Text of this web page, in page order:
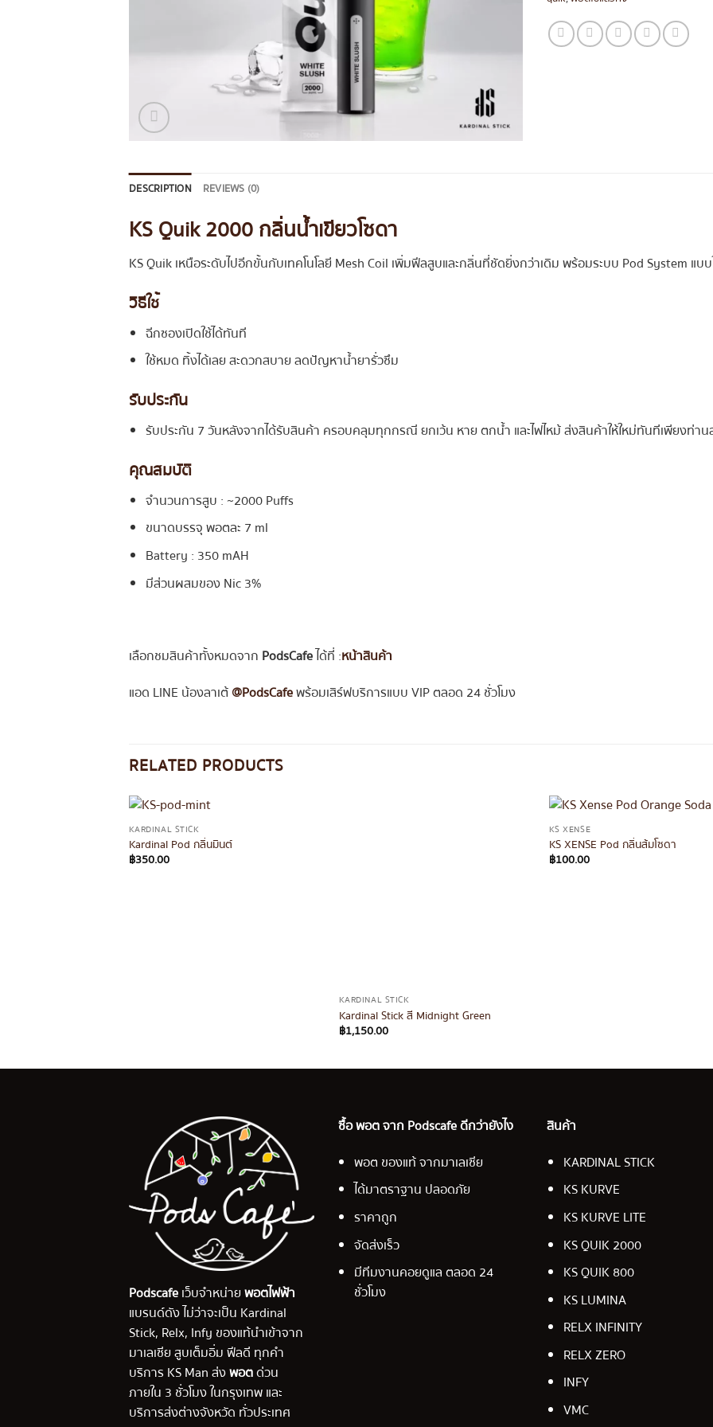
DESCRIPTION REVIEWS (0)
KS Quik 2000 กลิ่นน้ำเขียวโซดา
KS Quik เหนือระดับไปอีกขั้นกับเทคโนโลยี Mesh Coil เพิ่มฟีลสูบและกลิ่นที่ชัดยิ่งกว่าเดิม พร้อมระบบ Pod System แ
วิธีใช้
ฉีกซองเปิดใช้ได้ทันที
ใช้หมด ทิ้งได้เลย สะดวกสบาย ลดปัญหาน้ำยารั่วซึม
รับประกัน
รับประกัน 7 วันหลังจากได้รับสินค้า ครอบคลุมทุกกรณี ยกเว้น หาย ตกน้ำ และไฟไหม้ ส่งสินค้าให้ใหม่ทันทีเพียงท่า
คุณสมบัติ
จำนวนการสูบ : ~2000 Puffs
ขนาดบรรจุ พอตละ 7 ml
Battery : 350 mAH
มีส่วนผสมของ Nic 3%
เลือกชมสินค้าทั้งหมดจาก PodsCafeได้ที่ :หน้าสินค้า
แอด LINE น้องลาเต้@PodsCafeพร้อมเสิร์ฟบริการแบบ VIP ตลอด 24 ชั่วโมง
RELATED PRODUCTS
KARDINAL STICK
Kardinal Pod กลิ่นมินต์
฿350.00
KARDINAL STICK
Kardinal Stick สี Midnight Green
฿1,150.00
KS XENSE
KS XENSE Pod กลิ่นส้มโซดา
฿100.00
Podscafeเว็บจำหน่ายพอตไฟฟ้า
แบรนด์ดัง ไม่ว่าจะเป็น Kardinal
Stick, Relx, Infy ของแท้นำเข้าจาก
มาเลเซีย สูบเต็มอิ่ม ฟีลดี ทุกคำ
บริการ KS Man ส่งพอตด่วน
ภายใน 3 ชั่วโมง ในกรุงเทพ และ
บริการส่งต่างจังหวัด ทั่วประเทศ
ซื้อ พอต จาก Podscafe ดีกว่ายังไง
พอต ของแท้ จากมาเลเซีย
ได้มาตราฐาน ปลอดภัย
ราคาถูก
จัดส่งเร็ว
มีทีมงานคอยดูแล ตลอด 24
ชั่วโมง
สินค้า
KARDINAL STICK
KS KURVE
KS KURVE LITE
KS QUIK 2000
KS QUIK 800
KS LUMINA
RELX INFINITY
RELX ZERO
INFY
VMC